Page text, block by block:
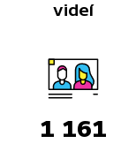
videí
1 161